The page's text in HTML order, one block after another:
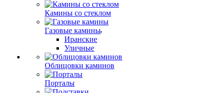
Камины со стеклом
Газовые камины
Иранские
Уличные
Облицовки каминов
Порталы